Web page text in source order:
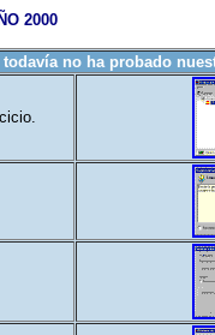
2000
ha probado nuestro